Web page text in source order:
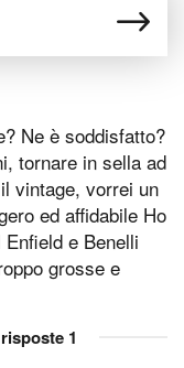
Ne è soddisfatto?
tornare in sella ad
vintage, vorrei un
ed affidabile Ho
e Benelli
grosse e
1